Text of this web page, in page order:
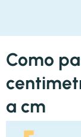
Como
a cm